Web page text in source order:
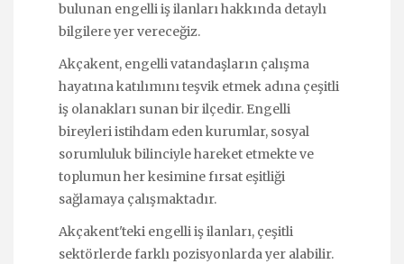
bulunan engelli iş ilanları hakkında detaylı
bilgilere yer vereceğiz.
Akçakent, engelli vatandaşların çalışma
hayatına katılımını teşvik etmek adına çeşitli
iş olanakları sunan bir ilçedir. Engelli
bireyleri istihdam eden kurumlar, sosyal
sorumluluk bilinciyle hareket etmekte ve
toplumun her kesimine fırsat eşitliği
sağlamaya çalışmaktadır.
Akçakent'teki engelli iş ilanları, çeşitli
sektörlerde farklı pozisyonlarda yer alabilir.